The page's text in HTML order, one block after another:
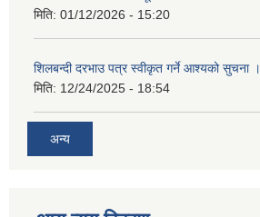
मिति: 01/12/2026 - 15:20
शिलबन्दी दरभाउ पत्र स्वीकृत गर्ने आश्यको सुचना ।
मिति: 12/24/2025 - 18:54
अन्य